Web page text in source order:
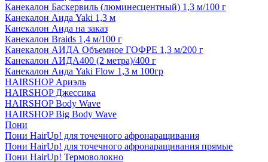
Канекалон Баскервиль (люминесцентный) 1,3 м/100 г
Канекалон Аида Yaki 1,3 м
Канекалон Аида на заказ
Канекалон Braids 1,4 м/100 г
Канекалон АИДА Объемное ГОФРЕ 1,3 м/200 г
Канекалон АИДА400 (2 метра)/400 г
Канекалон Аида Yaki Flow 1,3 м 100гр
HAIRSHOP Ариэль
HAIRSHOP Джессика
HAIRSHOP Body Wave
HAIRSHOP Big Body Wave
Пони
Пони HairUp! для точечного афронаращивания
Пони HairUp! для точечного афронаращивания прямые
Пони HairUp! Термоволокно